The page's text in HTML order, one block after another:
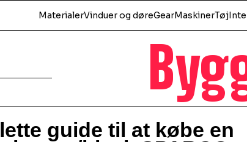
MaterialerVinduer og døreGearMaskinerTøj
guide til at købe en